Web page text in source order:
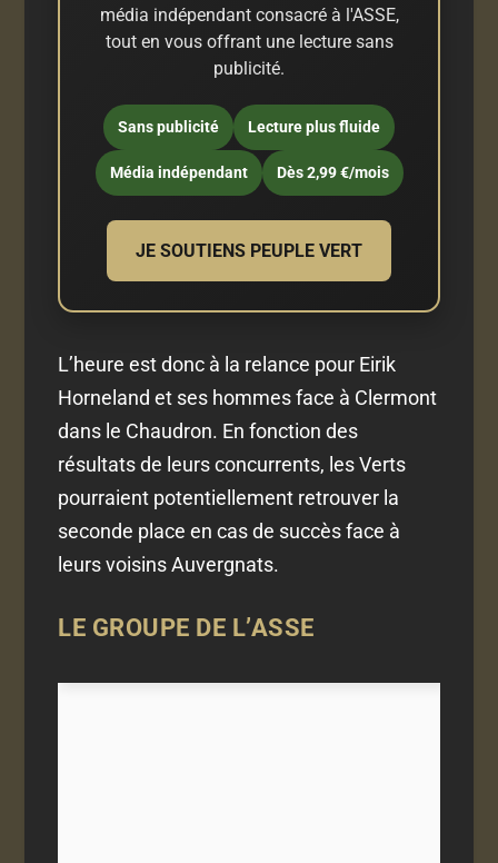
média indépendant consacré à l'ASSE,
tout en vous offrant une lecture sans
publicité.
Sans publicité Lecture plus fluide
Média indépendant Dès 2,99 €/mois
JE SOUTIENS PEUPLE VERT
L’heure est donc à la relance pour Eirik
Horneland et ses hommes face à Clermont
dans le Chaudron. En fonction des
résultats de leurs concurrents, les Verts
pourraient potentiellement retrouver la
seconde place en cas de succès face à
leurs voisins Auvergnats.
LE GROUPE DE L’ASSE